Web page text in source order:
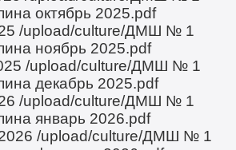
октябрь 2025.pdf
/upload/culture/ДМШ № 1
ноябрь 2025.pdf
/upload/culture/ДМШ № 1
декабрь 2025.pdf
/upload/culture/ДМШ № 1
январь 2026.pdf
/upload/culture/ДМШ № 1